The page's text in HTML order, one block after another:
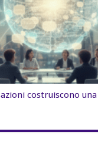
costruiscono